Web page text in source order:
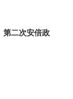
第二次安倍政